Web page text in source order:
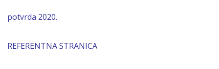
potvrda 2020.
REFERENTNA STRANICA